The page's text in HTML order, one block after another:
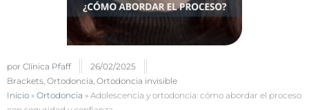
por Clínica Pfaff
26/02/2025
Brackets, Ortodoncia, Ortodoncia invisible
Inicio » Ortodoncia » Adolescencia y ortodoncia: cómo abordar el proceso